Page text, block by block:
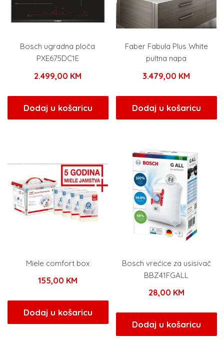
Bosch ugradna ploča
PXE675DC1E
2.499,00 KM
Dodaj u košaricu
Faber Fabula Plus White
pultna napa
3.479,00 KM
Dodaj u košaricu
Miele comfort box
155,00 KM
Dodaj u košaricu
Bosch vrećice za usisivač
BBZ41FGALL
28,00 KM
Dodaj u košaricu